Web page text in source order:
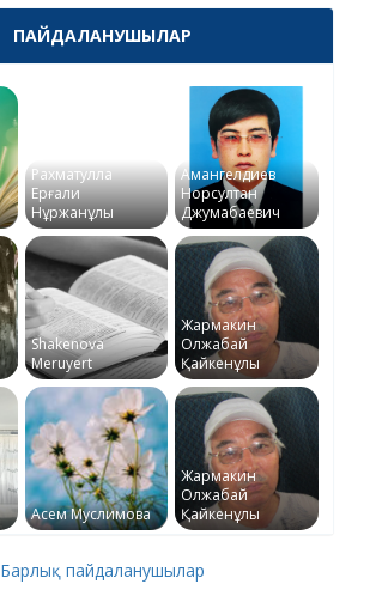
ПАЙДАЛАНУШЫЛАР
Рахматулла
Ерғали
Нұржанұлы
Амангелдиев
Норсултан
Джумабаевич
Shakenova
Meruyert
Жармакин
Олжабай
Қайкенұлы
Асем Муслимова
Жармакин
Олжабай
Қайкенұлы
Барлық пайдаланушылар